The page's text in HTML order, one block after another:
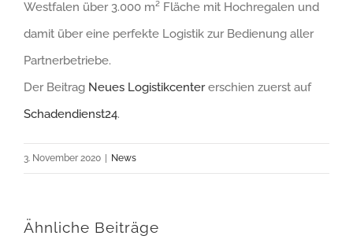
Westfalen über 3.000 m² Fläche mit Hochregalen und
damit über eine perfekte Logistik zur Bedienung aller
Partnerbetriebe.
Der Beitrag Neues Logistikcentererschien zuerst auf
Schadendienst24.
3. November 2020 | News
Ähnliche Beiträge